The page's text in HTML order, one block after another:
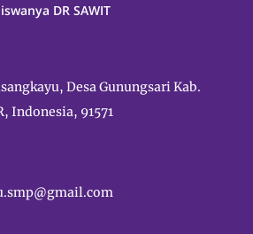
DR SAWIT
Desa Gunungsari Kab.
Indonesia, 91571